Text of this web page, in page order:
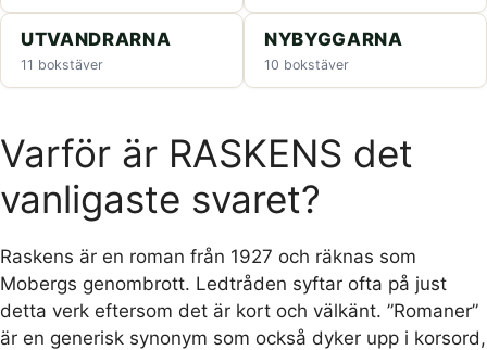
UTVANDRARNA
11 bokstäver
NYBYGGARNA
10 bokstäver
Varför är RASKENS det
vanligaste svaret?
Raskens är en roman från 1927 och räknas som
Mobergs genombrott. Ledtråden syftar ofta på just
detta verk eftersom det är kort och välkänt. ”Romaner”
är en generisk synonym som också dyker upp i korsord,